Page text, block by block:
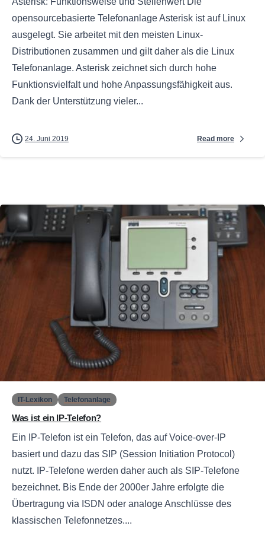
opensourcebasierte Telefonanlage Asterisk ist auf Linux
ausgelegt. Sie arbeitet mit den meisten Linux-
Distributionen zusammen und gilt daher als die Linux
Telefonanlage. Asterisk zeichnet sich durch hohe
Funktionsvielfalt und hohe Anpassungsfähigkeit aus.
Dank der Unterstützung vieler...
24. Juni 2019 Read more
IT-Lexikon Telefonanlage
Was ist ein IP-Telefon?
Ein IP-Telefon ist ein Telefon, das auf Voice-over-IP
basiert und dazu das SIP (Session Initiation Protocol)
nutzt. IP-Telefone werden daher auch als SIP-Telefone
bezeichnet. Bis Ende der 2000er Jahre erfolgte die
Übertragung via ISDN oder analoge Anschlüsse des
klassischen Telefonnetzes....